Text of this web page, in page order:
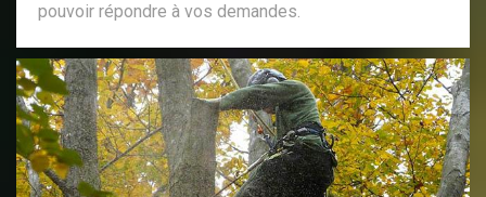
pouvoir répondre à vos demandes.